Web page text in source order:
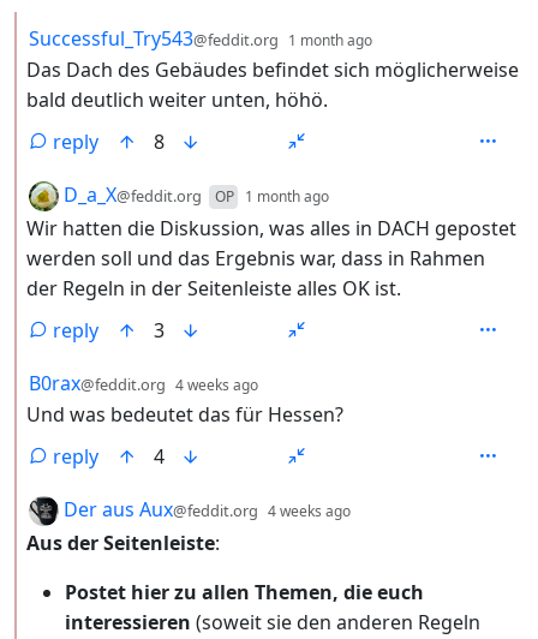
by
Successful_Try543@feddit.org 1 month ago
Das Dach des Gebäudes befindet sich möglicherweise
bald deutlich weiter unten, höhö.
reply
8
by
D_a_X@feddit.org OP 1 month ago
Wir hatten die Diskussion, was alles in DACH gepostet
werden soll und das Ergebnis war, dass in Rahmen
der Regeln in der Seitenleiste alles OK ist.
reply
3
by
B0rax@feddit.org 4 weeks ago
Und was bedeutet das für Hessen?
reply
4
by
Der aus Aux@feddit.org 4 weeks ago
Aus der Seitenleiste:
Postet hier zu allen Themen, die euch
interessieren (soweit sie den anderen Regeln